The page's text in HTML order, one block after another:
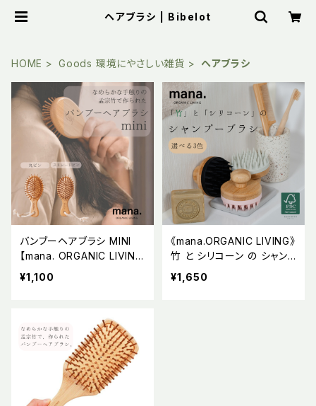
ヘアブラシ | Bibelot
HOME Goods 環境にやさしい雑貨 ヘアブラシ
バンブーヘアブラシ MINI
【mana. ORGANIC LIVIN
G】
¥1,100
《mana.ORGANIC LIVING》
竹 と シリコーン の シャン
プーブラシ
¥1,650